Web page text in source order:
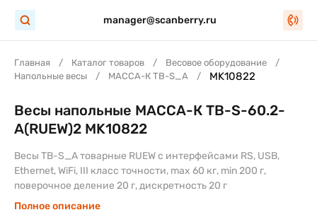
manager@scanberry.ru
Главная Каталог товаров
Весовое оборудование
Напольные весы
МАССА-К TB-S_A MK10822
Весы напольные МАССА-К TB-S-60.2-
A(RUEW)2 MK10822
Весы TB-S_A товарные RUEW с интерфейсами RS, USB,
Ethernet, WiFi, III класс точности, max 60 кг, min 200 г,
поверочное деление 20 г, дискретность 20 г
Полное описание